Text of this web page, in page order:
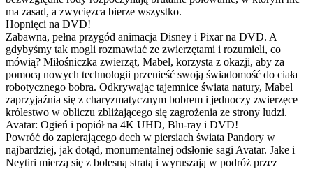
ma zasad, a zwycięzca bierze wszystko.
Hopnięci na DVD!
Zabawna, pełna przygód animacja Disney i Pixar na DVD. A
gdybyśmy tak mogli rozmawiać ze zwierzętami i rozumieli, co
mówią? Miłośniczka zwierząt, Mabel, korzysta z okazji, aby za
pomocą nowych technologii przenieść swoją świadomość do ciała
robotycznego bobra. Odkrywając tajemnice świata natury, Mabel
zaprzyjaźnia się z charyzmatycznym bobrem i jednoczy zwierzęce
królestwo w obliczu zbliżającego się zagrożenia ze strony ludzi.
Avatar: Ogień i popiół na 4K UHD, Blu-ray i DVD!
Powróć do zapierającego dech w piersiach świata Pandory w
najbardziej, jak dotąd, monumentalnej odsłonie sagi Avatar. Jake i
Neytiri mierzą się z bolesną stratą i wyruszają w podróż przez